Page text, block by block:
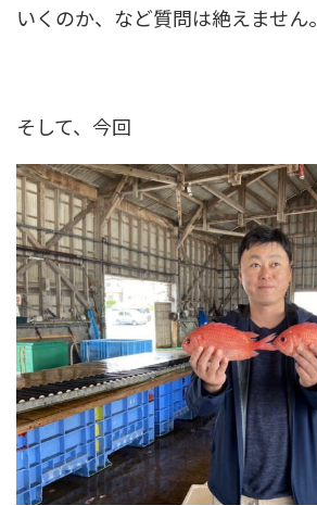
いくのか、など質問は絶えません。
そして、今回